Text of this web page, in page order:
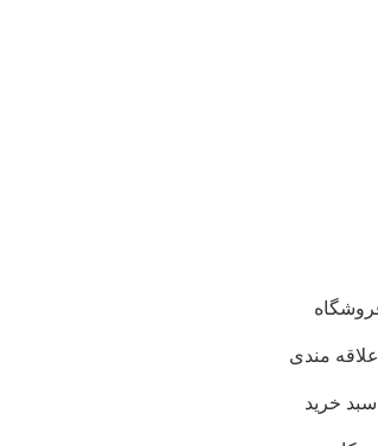
علاقه مندی
سبد خرید